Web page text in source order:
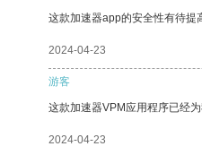
这款加速器app的安全性有待提
2024-04-23
游客
这款加速器VPM应用程序已经
2024-04-23